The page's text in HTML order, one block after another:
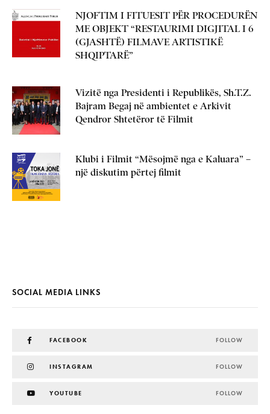
NJOFTIM I FITUESIT PËR PROCEDURËN
ME OBJEKT “RESTAURIMI DIGJITAL I 6
(GJASHTË) FILMAVE ARTISTIKË
SHQIPTARË”
Vizitë nga Presidenti i Republikës, Sh.T.Z.
Bajram Begaj në ambientet e Arkivit
Qendror Shtetëror të Filmit
Klubi i Filmit “Mësojmë nga e Kaluara” –
një diskutim përtej filmit
SOCIAL MEDIA LINKS
FACEBOOK FOLLOW
INSTAGRAM FOLLOW
YOUTUBE FOLLOW